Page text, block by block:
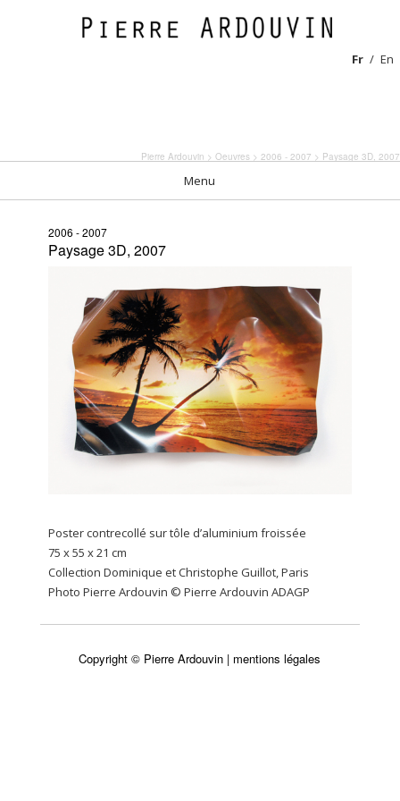
Fr En
Pierre Ardouvin > Oeuvres > 2006 - 2007 > Paysage 3D, 2007
Menu
2006 - 2007
Paysage 3D, 2007
Poster contrecollé sur tôle d’aluminium froissée
75 x 55 x 21 cm
Collection Dominique et Christophe Guillot, Paris
Photo Pierre Ardouvin © Pierre Ardouvin ADAGP
Copyright © Pierre Ardouvin | mentions légales